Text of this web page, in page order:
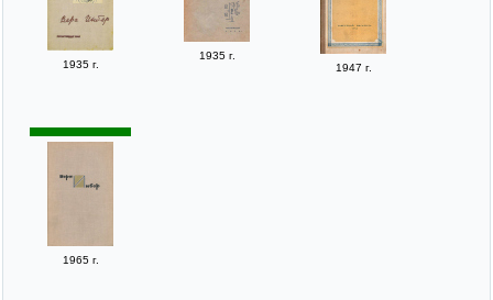
1935 г.
1935 г.
1947 г.
1965 г.